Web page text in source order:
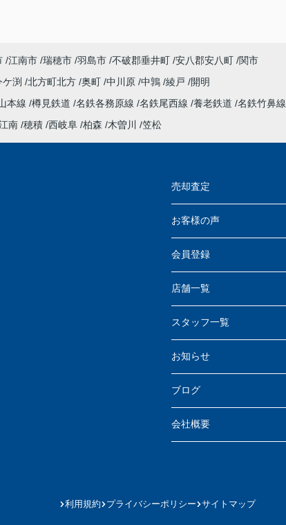
江南市 瑞穂市 羽島市 不破郡垂井町 安八郡安八町 関市
渕 北方町北方 奥町 中川原 中鶉 綾戸
開明
本線 樽見鉄道 名鉄各務原線 名鉄尾西線 養老鉄道 名鉄竹鼻線
南 穂積 西岐阜 柏森 木曽川 笠松
売却査定
お客様の声
会員登録
店舗一覧
スタッフ一覧
お知らせ
ブログ
会社概要
利用規約 プライバシーポリシー サイトマップ